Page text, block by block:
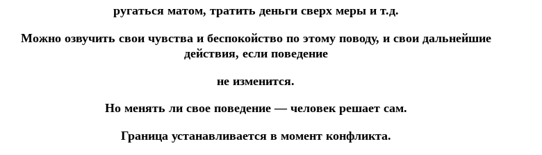
ругаться матом, тратить деньги сверх меры и т.д.
Можно озвучить свои чувства и беспокойство по этому поводу, и свои дальнейшие
действия, если поведение
не изменится.
Но менять ли свое поведение — человек решает сам.
Граница устанавливается в момент конфликта.